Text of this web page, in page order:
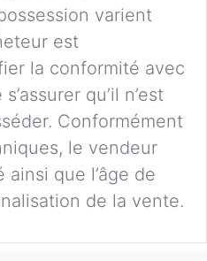
varient
est
la conformité avec
qu’il n’est
Conformément
le vendeur
que l’âge de
de la vente.